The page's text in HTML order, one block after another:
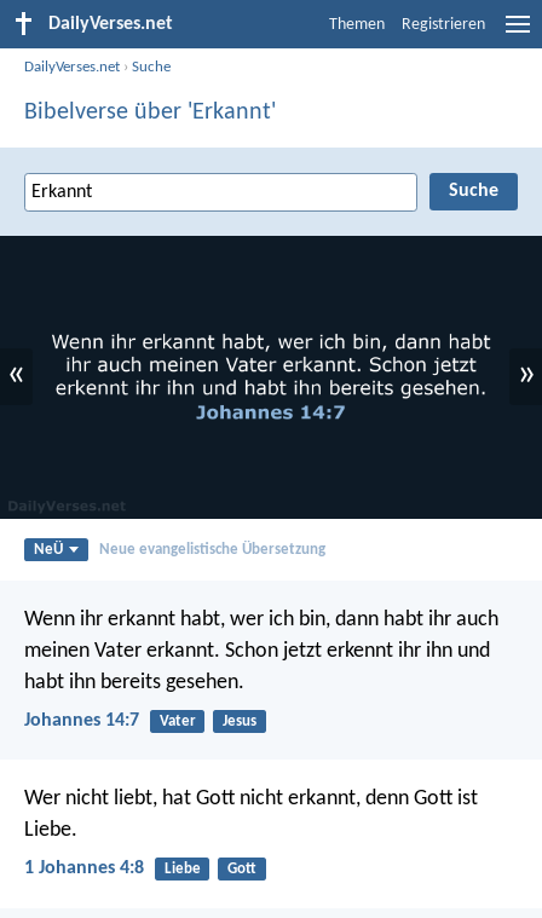
DailyVerses.net Themen Registrieren
DailyVerses.net ›Suche
Bibelverse über 'Erkannt'
« »
NeÜ Neue evangelistische Übersetzung
Wenn ihr erkannt habt, wer ich bin, dann habt ihr auch
meinen Vater erkannt. Schon jetzt erkennt ihr ihn und
habt ihn bereits gesehen.
Johannes 14:7 Vater Jesus
Wer nicht liebt, hat Gott nicht erkannt, denn Gott ist
Liebe.
1 Johannes 4:8 Liebe Gott